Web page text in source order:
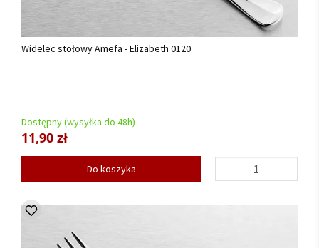
Widelec stołowy Amefa - Elizabeth 0120
Dostępny (wysyłka do 48h)
11,90 zł
Do koszyka